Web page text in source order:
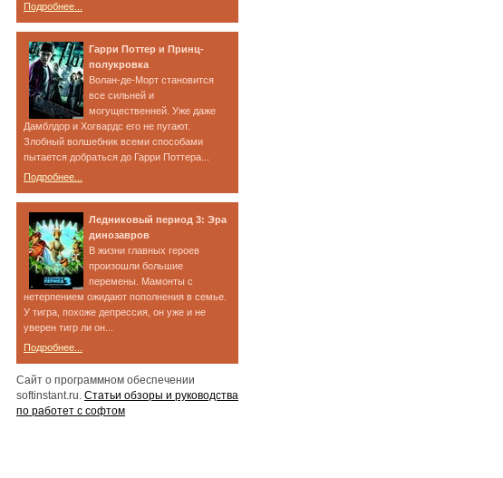
Подробнее...
Гарри Поттер и Принц-
полукровка
Волан-де-Морт становится
все сильней и
могущественней. Уже даже
Дамблдор и Хогвардс его не пугают.
Злобный волшебник всеми способами
пытается добраться до Гарри Поттера...
Подробнее...
Ледниковый период 3: Эра
динозавров
В жизни главных героев
произошли большие
перемены. Мамонты с
нетерпением ожидают пополнения в семье.
У тигра, похоже депрессия, он уже и не
уверен тигр ли он...
Подробнее...
Сайт о программном обеспечении
softinstant.ru. Статьи обзоры и руководства
по работет с софтом